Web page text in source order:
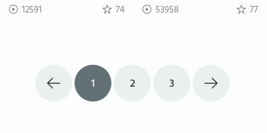
12591 74 53958 77
1 2 3